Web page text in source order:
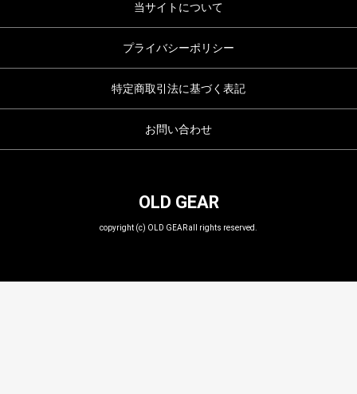
当サイトについて
プライバシーポリシー
特定商取引法に基づく表記
お問い合わせ
OLD GEAR
copyright (c) OLD GEAR all rights reserved.